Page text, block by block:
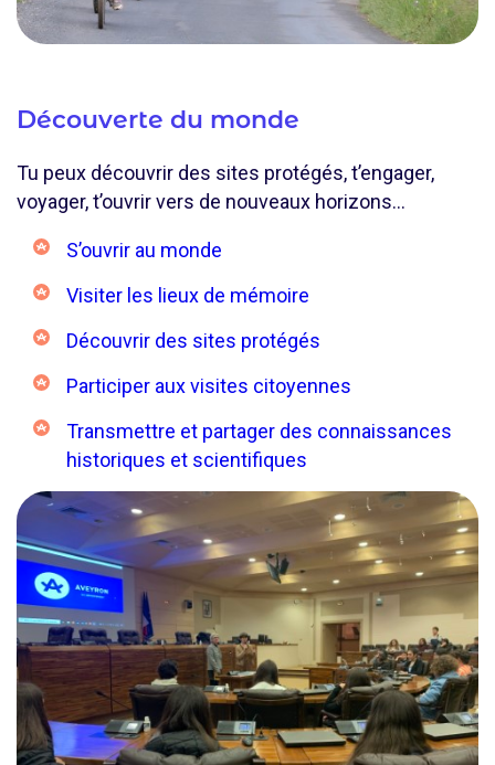
Découverte du monde
Tu peux découvrir des sites protégés, t’engager,
voyager, t’ouvrir vers de nouveaux horizons…
S’ouvrir au monde
Visiter les lieux de mémoire
Découvrir des sites protégés
Participer aux visites citoyennes
Transmettre et partager des connaissances
historiques et scientifiques